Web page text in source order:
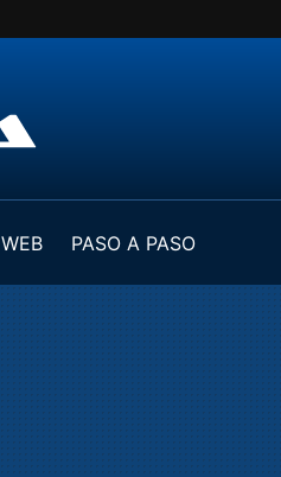
WEB
PASO A PASO